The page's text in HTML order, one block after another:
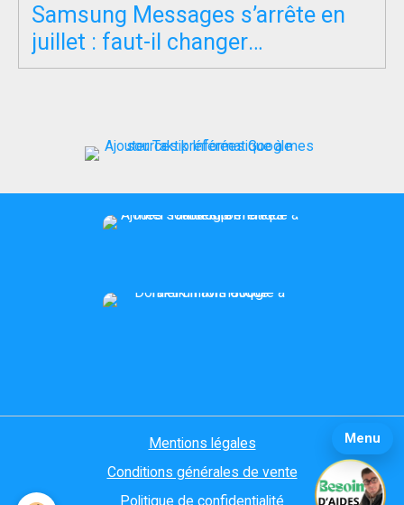
Menu
Samsung Messages s’arrête en
juillet : faut-il changer
d’application SMS ?
Mentions légales
Conditions générales de vente
Politique de confidentialité